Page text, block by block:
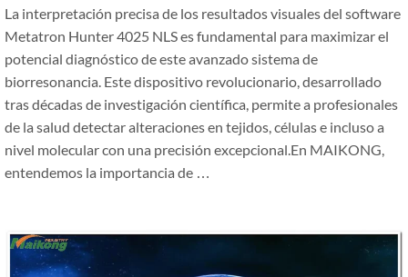
La interpretación precisa de los resultados visuales del software
Metatron Hunter 4025 NLS es fundamental para maximizar el
potencial diagnóstico de este avanzado sistema de
biorresonancia. Este dispositivo revolucionario, desarrollado
tras décadas de investigación científica, permite a profesionales
de la salud detectar alteraciones en tejidos, células e incluso a
nivel molecular con una precisión excepcional.En MAIKONG,
entendemos la importancia de …